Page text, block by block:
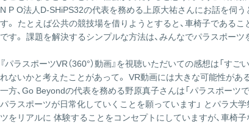
N P O法人D-SHiPS32の代表を務める上原大祐さんにお話を伺
す。 たとえば公共の競技場を借りようとすると、車椅子である
です。 課題を解決するシンプルな方法は、みんなでパラスポーツ
『パラスポーツVR（360°）動画』を視聴いただいての感想は「
れないかと考えたことがあって。 VR動画には大きな可能性があ
一方、Go Beyondの代表を務める野原真子さんは「パラスポー
パラスポーツが日常化していくことを願っています」 とパラ大学
ツをリアルに 体験することをコンセプトにしていますが、車椅